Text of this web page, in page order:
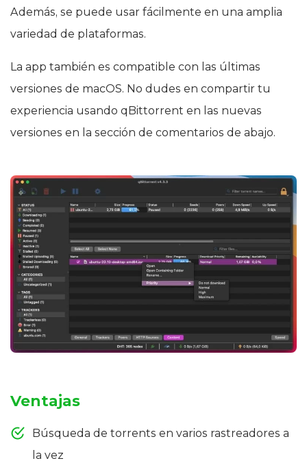
Además, se puede usar fácilmente en una amplia
variedad de plataformas.
La app también es compatible con las últimas
versiones de macOS. No dudes en compartir tu
experiencia usando qBittorrent en las nuevas
versiones en la sección de comentarios de abajo.
Ventajas
Búsqueda de torrents en varios rastreadores a
la vez